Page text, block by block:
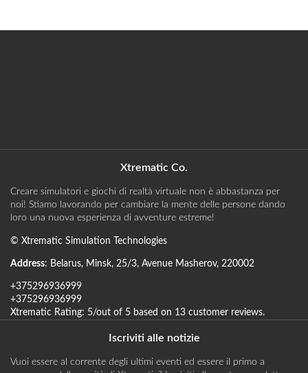
Xtrematic Co.
Creare simulatori e giochi di realtà virtuale non è abbastanza per
noi! Stiamo lavorando per cambiare la mente delle persone dando
loro una nuova esperienza di avventure estreme!
© Xtrematic Simulation Technologies
Address: Belarus, Minsk, 25/3, Avenue Masherov, 220002
+375296936999
+375296936999
Xtrematic Rating: 5/out of 5 based on 13 customer reviews.
Iscriviti alle notizie
Vuoi essere al corrente degli ultimi eventi ed essere il primo a